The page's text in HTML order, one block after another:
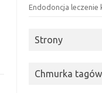
Endodoncja leczenie
Strony
Chmurka tagów